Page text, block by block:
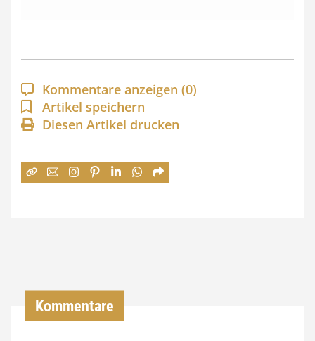
p
a
n
n
:
Kommentare anzeigen (0)
Artikel speichern
Diesen Artikel drucken
Kommentare